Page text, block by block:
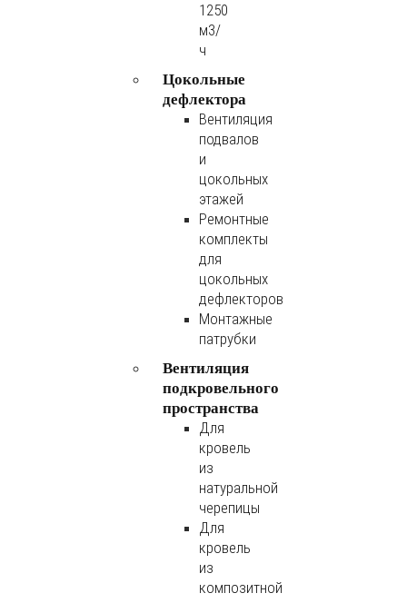
1250
м3/
ч
Цокольные
дефлектора
Вентиляция
подвалов
и
цокольных
этажей
Ремонтные
комплекты
для
цокольных
дефлекторов
Монтажные
патрубки
Вентиляция
подкровельного
пространства
Для
кровель
из
натуральной
черепицы
Для
кровель
из
композитной